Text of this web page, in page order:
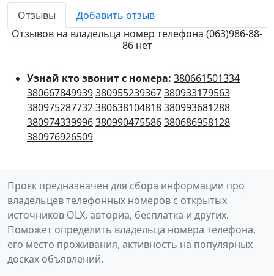
Отзывы
Добавить отзыв
Отзывов на владельца номер телефона (063)986-88-
86 нет
Узнай кто звонит с номера: 380661501334
380667849939380955239367380933179563
380975287732380638104818380993681288
380974339996380990475586380686958128
380976926509
Проєк предназначен для сбора информации про
владельцев телефонных номеров с открытых
источников OLX, авториа, бесплатка и других.
Поможет определить владельца номера телефона,
его место проживания, активность на популярных
досках объявлений.